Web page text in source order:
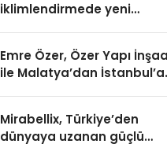
iklimlendirmede yeni
Emre Özer, Özer Yapı
ile Malatya’dan İstanbul’a
Mirabellix, Türkiye’den
dünyaya uzanan güçlü